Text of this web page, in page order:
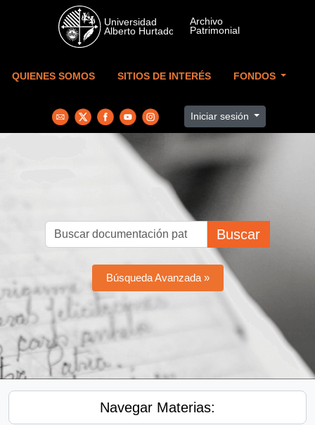
Skip to main content
QUIENES SOMOS SITIOS DE INTERÉS FONDOS
Iniciar sesión
Buscar
Búsqueda Avanzada »
Navegar Materias: